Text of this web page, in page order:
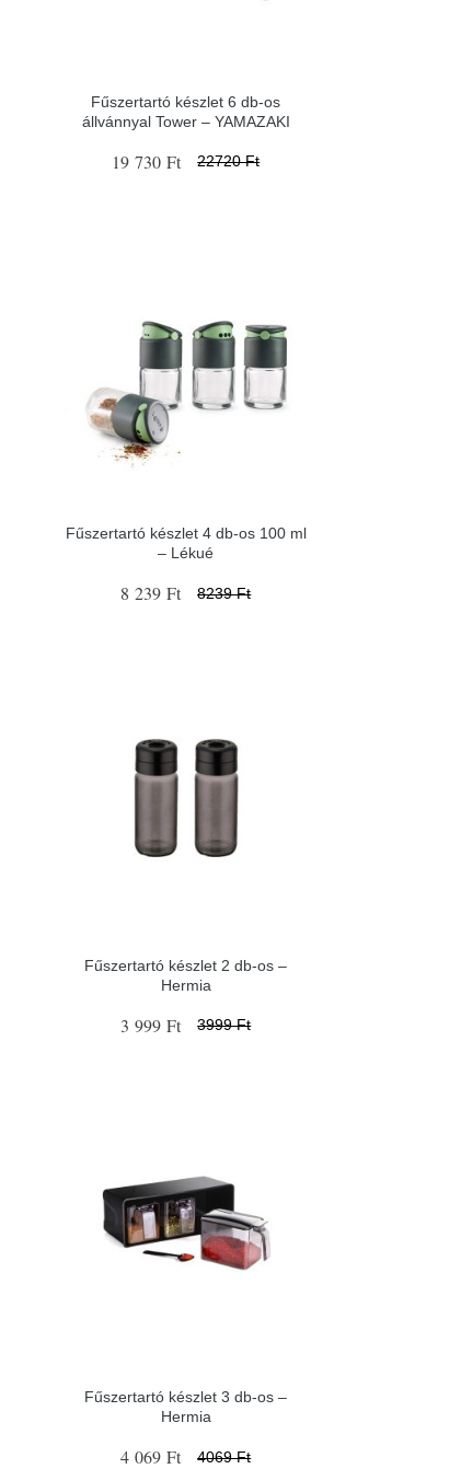
Fűszertartó készlet 6 db-os
állvánnyal Tower – YAMAZAKI
19 730 Ft 22720 Ft
Fűszertartó készlet 4 db-os 100 ml
– Lékué
8 239 Ft 8239 Ft
Fűszertartó készlet 2 db-os –
Hermia
3 999 Ft 3999 Ft
Fűszertartó készlet 3 db-os –
Hermia
4 069 Ft 4069 Ft